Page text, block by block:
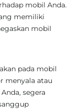
mobil Anda.
memiliki
mobil
pada mobil
menyala atau
segera